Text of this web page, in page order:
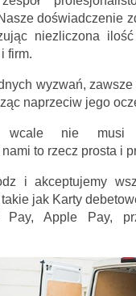
doświadczenie
niezliczona
firm.
wyzwań,
naprzeciw jego
wcale nie musi
to rzecz prosta i
i akceptujemy
takie jak Karty
Pay, Apple Pay,